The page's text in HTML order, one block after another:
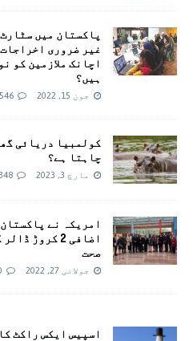
پاکستان میں
غیر ضروری
اچانک ملازمین کو
ہیں؟
جون 15, 2022
کولمبیا دریائی
چاہتا ہے؟
مارچ 3, 2023
امريکہ نے
اضافی 2
صحت
جولائی 27, 2022
اسپیس ایکس راکٹ